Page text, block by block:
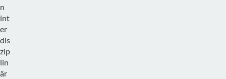
n
int
er
dis
zip
lin
är